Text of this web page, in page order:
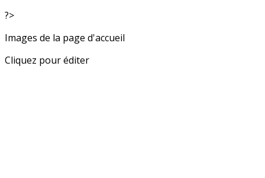
?>
Images de la page d'accueil
Cliquez pour éditer